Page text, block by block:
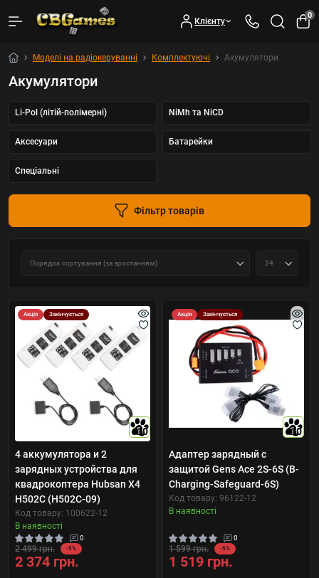
Клієнту
0
Моделі на радіокеруванні Комплектуючі Акумулятори
Акумулятори
Li-Pol (літій-полімерні) NiMh та NiCD
Аксесуари Батарейки
Спеціальні
Фільтр товарів
Акція Закінчується
10
4 аккумулятора и 2
зарядных устройства для
квадрокоптера Hubsan X4
H502C (H502C-09)
Код товару: 100622-12
В наявності
0
2 499 грн. -5%
2 374 грн.
Акція Закінчується
10
Адаптер зарядный с
защитой Gens Ace 2S-6S (B-
Charging-Safeguard-6S)
Код товару: 96122-12
В наявності
0
1 599 грн. -5%
1 519 грн.